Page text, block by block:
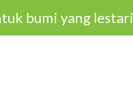
bumi yang lestari